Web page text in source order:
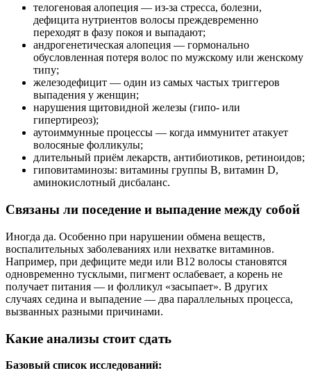
телогеновая алопеция — из-за стресса, болезни,
дефицита нутриентов волосы преждевременно
переходят в фазу покоя и выпадают;
андрогенетическая алопеция — гормонально
обусловленная потеря волос по мужскому или женскому
типу;
железодефицит — один из самых частых триггеров
выпадения у женщин;
нарушения щитовидной железы (гипо- или
гипертиреоз);
аутоиммунные процессы — когда иммунитет атакует
волосяные фолликулы;
длительный приём лекарств, антибиотиков, ретиноидов;
гиповитаминозы: витамины группы B, витамин D,
аминокислотный дисбаланс.
Связаны ли поседение и выпадение между собой
Иногда да. Особенно при нарушении обмена веществ,
воспалительных заболеваниях или нехватке витаминов.
Например, при дефиците меди или B12 волосы становятся
одновременно тусклыми, пигмент ослабевает, а корень не
получает питания — и фолликул «засыпает». В других
случаях седина и выпадение — два параллельных процесса,
вызванных разными причинами.
Какие анализы стоит сдать
Базовый список исследований: